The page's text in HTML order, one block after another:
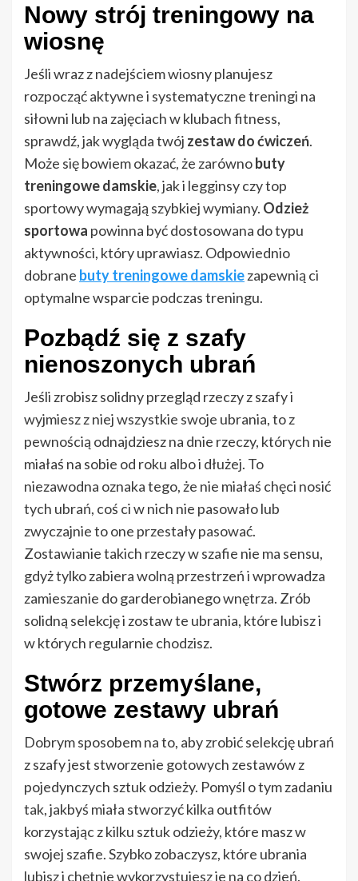
Nowy strój treningowy na
wiosnę
Jeśli wraz z nadejściem wiosny planujesz
rozpocząć aktywne i systematyczne treningi na
siłowni lub na zajęciach w klubach fitness,
sprawdź, jak wygląda twój zestaw do ćwiczeń.
Może się bowiem okazać, że zarównobuty
treningowe damskie, jak i legginsy czy top
sportowy wymagają szybkiej wymiany. Odzież
sportowa powinna być dostosowana do typu
aktywności, który uprawiasz. Odpowiednio
dobrane buty treningowe damskiezapewnią ci
optymalne wsparcie podczas treningu.
Pozbądź się z szafy
nienoszonych ubrań
Jeśli zrobisz solidny przegląd rzeczy z szafy i
wyjmiesz z niej wszystkie swoje ubrania, to z
pewnością odnajdziesz na dnie rzeczy, których nie
miałaś na sobie od roku albo i dłużej. To
niezawodna oznaka tego, że nie miałaś chęci nosić
tych ubrań, coś ci w nich nie pasowało lub
zwyczajnie to one przestały pasować.
Zostawianie takich rzeczy w szafie nie ma sensu,
gdyż tylko zabiera wolną przestrzeń i wprowadza
zamieszanie do garderobianego wnętrza. Zrób
solidną selekcję i zostaw te ubrania, które lubisz i
w których regularnie chodzisz.
Stwórz przemyślane,
gotowe zestawy ubrań
Dobrym sposobem na to, aby zrobić selekcję ubrań
z szafy jest stworzenie gotowych zestawów z
pojedynczych sztuk odzieży. Pomyśl o tym zadaniu
tak, jakbyś miała stworzyć kilka outfitów
korzystając z kilku sztuk odzieży, które masz w
swojej szafie. Szybko zobaczysz, które ubrania
lubisz i chętnie wykorzystujesz je na co dzień.